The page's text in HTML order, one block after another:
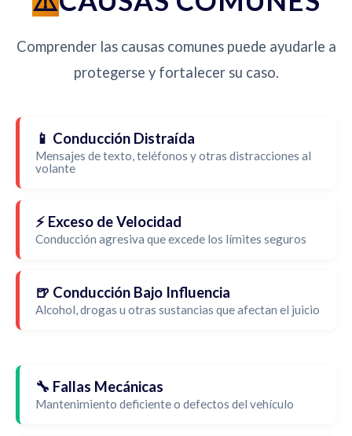
Comprender las causas comunes puede ayudarle a
protegerse y fortalecer su caso.
📱 Conducción Distraída
Mensajes de texto, teléfonos y otras distracciones al
volante
⚡ Exceso de Velocidad
Conducción agresiva que excede los límites seguros
🍺 Conducción Bajo Influencia
Alcohol, drogas u otras sustancias que afectan el juicio
🔧 Fallas Mecánicas
Mantenimiento deficiente o defectos del vehículo